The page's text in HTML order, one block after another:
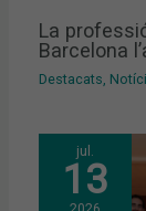
La
Barcelona
Destacats
jul.
13